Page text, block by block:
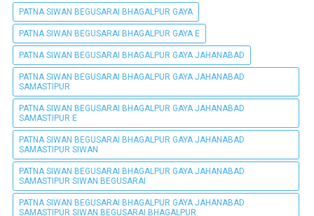
PATNA SIWAN BEGUSARAI BHAGALPUR GAYA
PATNA SIWAN BEGUSARAI BHAGALPUR GAYA E
PATNA SIWAN BEGUSARAI BHAGALPUR GAYA JAHANABAD
PATNA SIWAN BEGUSARAI BHAGALPUR GAYA JAHANABAD
SAMASTIPUR
PATNA SIWAN BEGUSARAI BHAGALPUR GAYA JAHANABAD
SAMASTIPUR E
PATNA SIWAN BEGUSARAI BHAGALPUR GAYA JAHANABAD
SAMASTIPUR SIWAN
PATNA SIWAN BEGUSARAI BHAGALPUR GAYA JAHANABAD
SAMASTIPUR SIWAN BEGUSARAI
PATNA SIWAN BEGUSARAI BHAGALPUR GAYA JAHANABAD
SAMASTIPUR SIWAN BEGUSARAI BHAGALPUR